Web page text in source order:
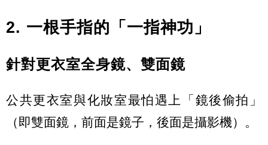
2. 一根手指的「一指神功」
針對更衣室全身鏡、雙面鏡
公共更衣室與化妝室最怕遇上「鏡後偷拍」
（即雙面鏡，前面是鏡子，後面是攝影機）。